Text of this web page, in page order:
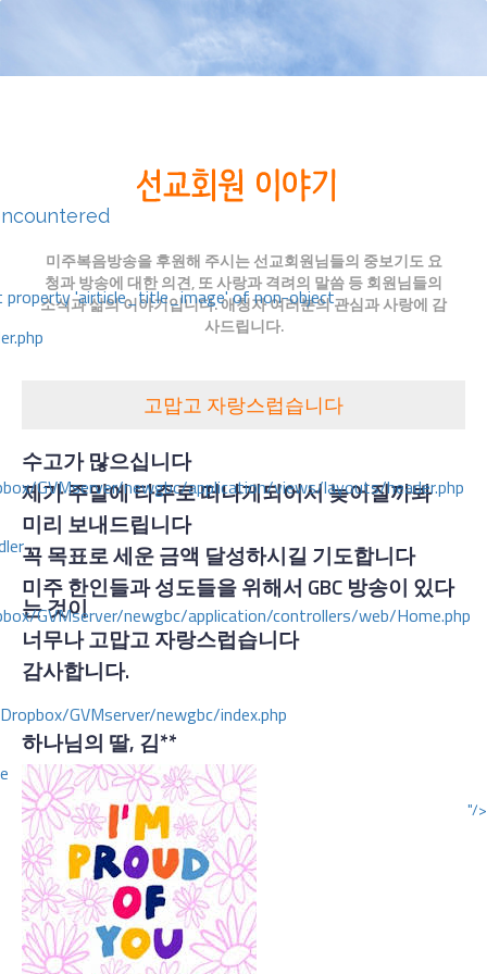
property 'airticle_title_image' of non-object
GVMserver/newgbc/application/views/layouts/header.php
GVMserver/newgbc/application/controllers/web/Home.php
GVMserver/newgbc/index.php
"/>
미주복음방송을 후원해 주시는 선교회원님들의 중보기도 요
청과 방송에 대한 의견, 또 사랑과 격려의 말씀 등 회원님들의
소식과 삶의 이야기입니다. 애청자 여러분의 관심과 사랑에 감
사드립니다.
고맙고 자랑스럽습니다
수고가 많으십니다
제가 주말에 타주로 떠나게되어서 늦어질까봐
미리 보내드립니다
꼭 목표로 세운 금액 달성하시길 기도합니다
미주 한인들과 성도들을 위해서 GBC 방송이 있다
는 것이
너무나 고맙고 자랑스럽습니다
감사합니다.
하나님의 딸, 김**